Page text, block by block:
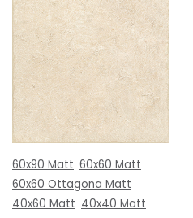
60x90 Matt 60x60 Matt
60x60 Ottagona Matt
40x60 Matt 40x40 Matt